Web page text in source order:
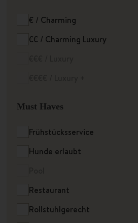
€ / Charming
€€ / Charming Luxury
Must Haves
Frühstücksservice
Hunde erlaubt
Restaurant
Rollstuhlgerecht